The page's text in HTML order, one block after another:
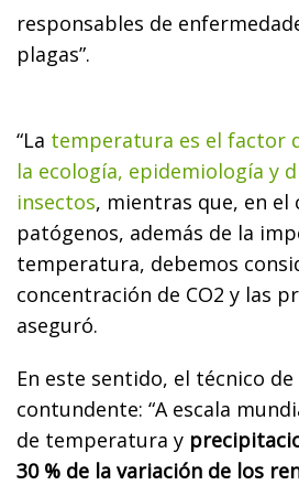
responsables de
plagas”.
“La temperatura es el factor
la ecología, epidemiología y
insectos, mientras que, en el
patógenos, además de la
temperatura, debemos
concentración de CO2 y las
aseguró.
En este sentido, el técnico
contundente: “A escala
de temperatura y
30 % de la variación de los